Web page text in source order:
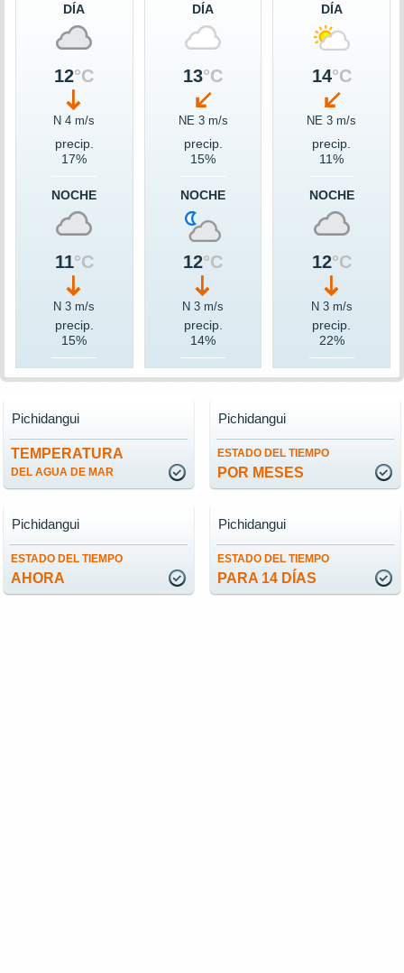
DÍA
12°C
N 4 m/s
precip.
17%
NOCHE
11°C
N 3 m/s
precip.
15%
DÍA
13°C
NE 3 m/s
precip.
15%
NOCHE
12°C
N 3 m/s
precip.
14%
DÍA
14°C
NE 3 m/s
precip.
11%
NOCHE
12°C
N 3 m/s
precip.
22%
TEMPERATURA
DEL AGUA DE MAR
Pichidangui
ESTADO DEL TIEMPO
POR MESES
Pichidangui
ESTADO DEL TIEMPO
AHORA
Pichidangui
ESTADO DEL TIEMPO
PARA 14 DÍAS
Pichidangui